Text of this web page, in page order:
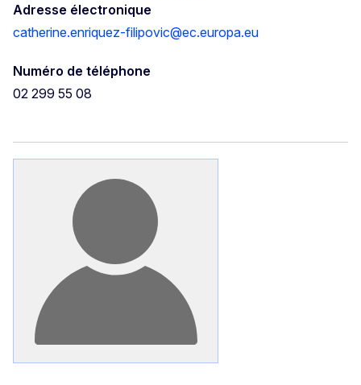
Adresse électronique
catherine.enriquez-filipovic@ec.europa.eu
Numéro de téléphone
02 299 55 08